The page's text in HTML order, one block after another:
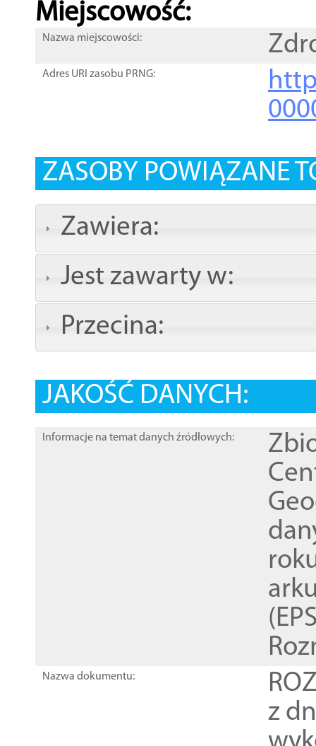
Miejscowość:
Nazwa miejscowości:
Adres URI zasobu PRNG:
ZASOBY POWIĄZANE
Zawiera:
Jest zawarty w:
Przecina:
JAKOŚĆ DANYCH:
Informacje na temat danych źródłowych:
Nazwa dokumentu:
z